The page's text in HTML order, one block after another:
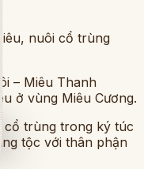
nuôi cổ trùng
– Miêu Thanh
ở vùng Miêu Cương.
cổ trùng trong ký túc
tộc với thân phận